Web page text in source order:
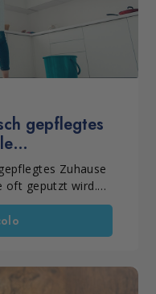
gepflegtes
den
Zuhause
oft geputzt wird.
Methode und die
sollte man bei
für den
und speziellen
Mit den